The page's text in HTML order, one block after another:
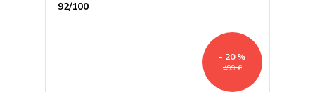
499 €
- 20 %